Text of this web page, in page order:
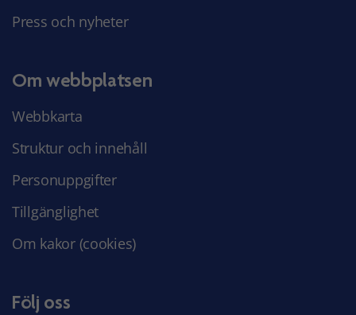
Press och nyheter
Om webbplatsen
Webbkarta
Struktur och innehåll
Personuppgifter
Tillgänglighet
Om kakor (cookies)
Följ oss